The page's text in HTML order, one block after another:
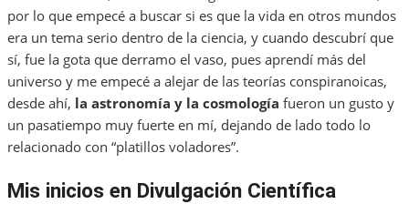
por lo que empecé a buscar si es que la vida en otros mundos
era un tema serio dentro de la ciencia, y cuando descubrí que
sí, fue la gota que derramo el vaso, pues aprendí más del
universo y me empecé a alejar de las teorías conspiranoicas,
desde ahí, la astronomía y la cosmología fueron un gusto y
un pasatiempo muy fuerte en mí, dejando de lado todo lo
relacionado con “platillos voladores”.
Mis inicios en Divulgación Científica